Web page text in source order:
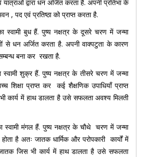
यात्राओं द्वारा धन अर्जित करता है. अपनी प्रतिभा के
, पद एवं प्रतिष्ठा को प्राप्त करता है.
स्वामी बुध हैं. पुष्य नक्षत्र के दूसरे चरण में जन्मा
से धन अर्जित करता है. अपनी वाक्पटुता के कारण
बना कर रखता है.
शुक्र हैं. पुष्य नक्षत्र के तीसरे चरण में जन्मा
शिक्षा प्राप्त कर कई शैक्षणिक उपाधियाँ प्राप्त
कार्य में हाथ डालता है उसे सफलता अवश्य मिलती
स्वामी मंगल हैं. पुष्य नक्षत्र के चौथे चरण में जन्मा
होता है अतः जातक धार्मिक और परोपकारी कार्यों में
जिस भी कार्य में हाथ डालता है उसे सफलता